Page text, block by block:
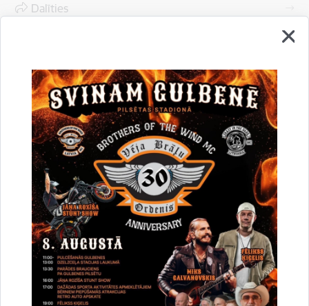
Dalīties
Vai šī informācija bija noderīga?
Sniegt atsauksmi